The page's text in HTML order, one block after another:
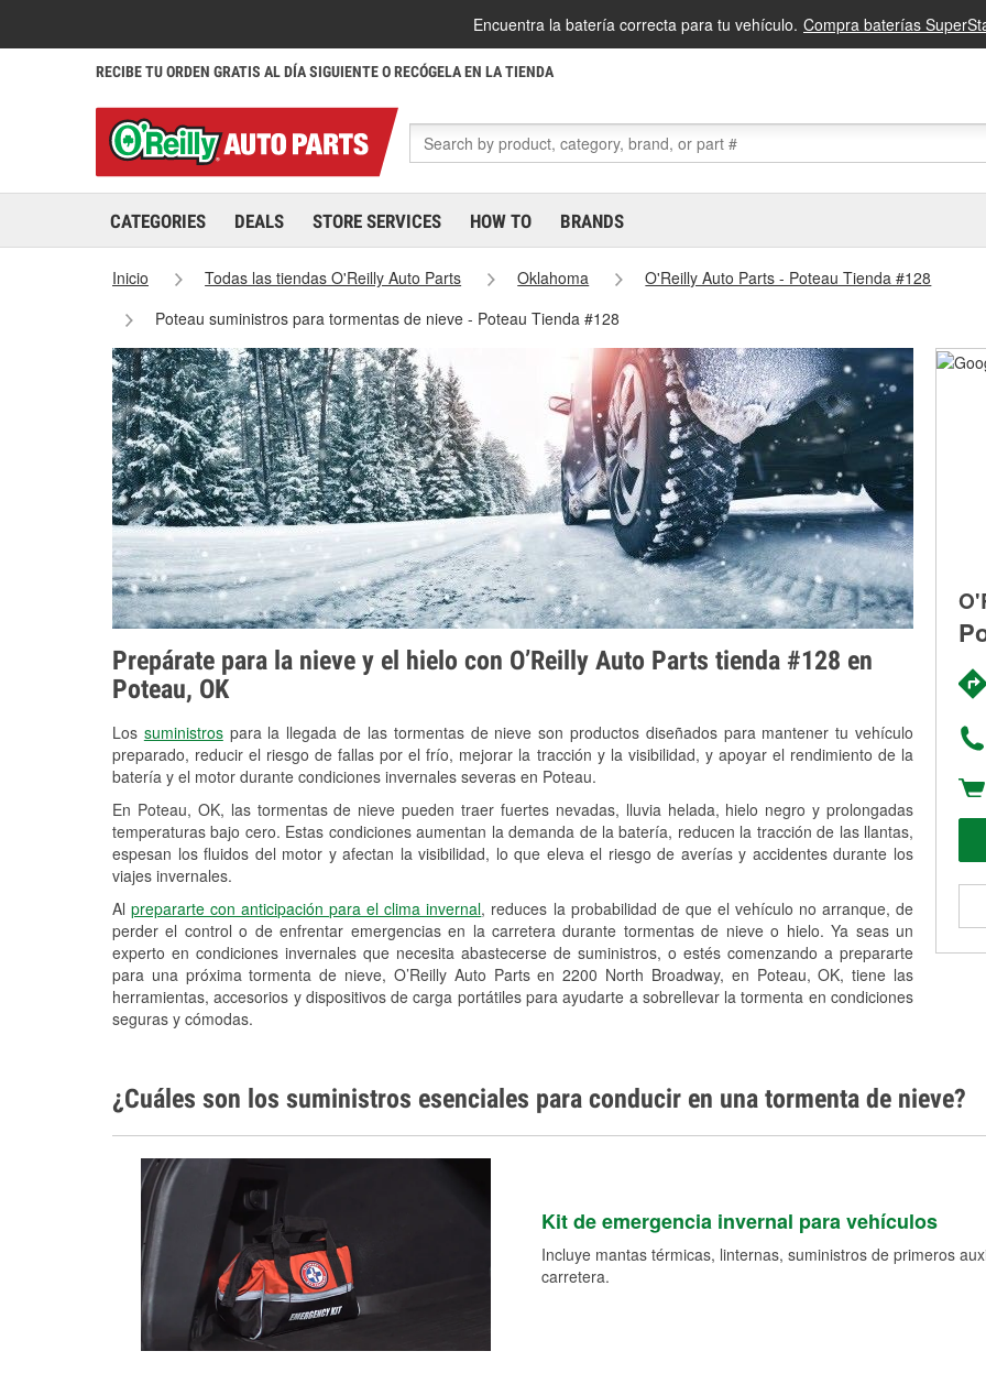
Encuentra la batería correcta para tu vehículo. Compra baterías
RECIBE TU ORDEN GRATIS AL DÍA SIGUIENTE O RECÓGELA EN LA TIENDA
CATEGORIES DEALS STORE SERVICES HOW TO BRANDS
Inicio Todas las tiendas O'Reilly Auto Parts Oklahoma
O'Reilly Auto Parts - Poteau Tienda #128
Poteau suministros para tormentas de nieve - Poteau Tienda #128
Prepárate para la nieve y el hielo con O’Reilly Auto Parts tienda #128 en
Poteau, OK
Los suministrospara la llegada de las tormentas de nieve son productos diseñados para mantener tu vehículo
preparado, reducir el riesgo de fallas por el frío, mejorar la tracción y la visibilidad, y apoyar el rendimiento de la
batería y el motor durante condiciones invernales severas en Poteau.
En Poteau, OK, las tormentas de nieve pueden traer fuertes nevadas, lluvia helada, hielo negro y prolongadas
temperaturas bajo cero. Estas condiciones aumentan la demanda de la batería, reducen la tracción de las llantas,
espesan los fluidos del motor y afectan la visibilidad, lo que eleva el riesgo de averías y accidentes durante los
viajes invernales.
Alprepararte con anticipación para el clima invernal, reduces la probabilidad de que el vehículo no arranque, de
perder el control o de enfrentar emergencias en la carretera durante tormentas de nieve o hielo. Ya seas un
experto en condiciones invernales que necesita abastecerse de suministros, o estés comenzando a prepararte
para una próxima tormenta de nieve, O’Reilly Auto Parts en 2200 North Broadway, en Poteau, OK, tiene las
herramientas, accesorios y dispositivos de carga portátiles para ayudarte a sobrellevar la tormenta en condiciones
seguras y cómodas.
¿Cuáles son los suministros esenciales para conducir en una tormenta de nieve?
Kit de emergencia invernal para vehículos
Incluye mantas térmicas, linternas, suministros de primeros
carretera.